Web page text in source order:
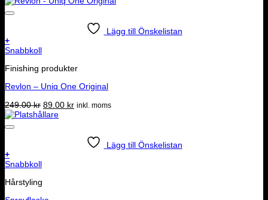
Lägg till Önskelistan
+
Snabbkoll
Finishing produkter
Revlon – Uniq One Original
249.00kr Det
ursprungliga
89.00 krDet
89.00 kr.
inkl. moms
Lägg till Önskelistan
+
Snabbkoll
Hårstyling